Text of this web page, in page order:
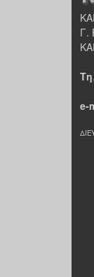
Γ.
e-